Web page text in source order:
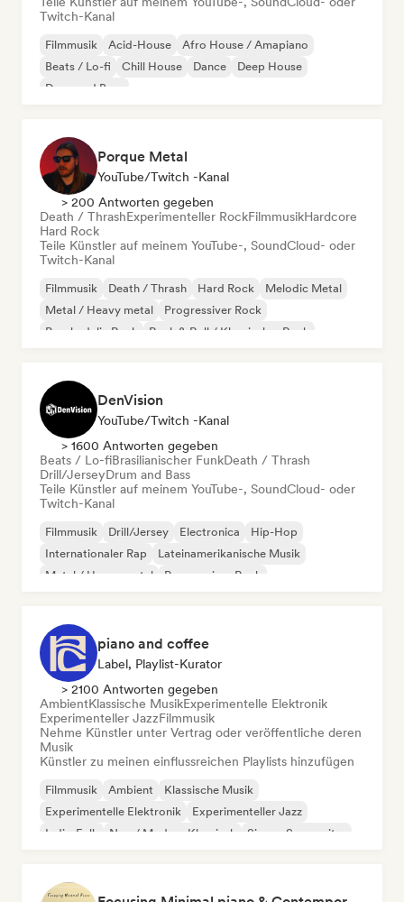
Twitch-Kanal
Filmmusik Acid-House
Afro House / Amapiano
Beats / Lo-fi
Chill House Dance
Deep House
Drum and Bass
Porque Metal
YouTube/Twitch -Kanal
> 200 Antworten gegeben
Death / ThrashExperimenteller RockFilmmusikHardcore
Hard Rock
Teile Künstler auf meinem YouTube-, SoundCloud- oder
Twitch-Kanal
Filmmusik Death / Thrash Hard Rock
Melodic Metal
Metal / Heavy metal
Progressiver Rock
Psychedelic Rock
Rock & Roll / Klassischer Rock
DenVision
YouTube/Twitch -Kanal
> 1600 Antworten gegeben
Beats / Lo-fiBrasilianischer FunkDeath / Thrash
Drill/JerseyDrum and Bass
Teile Künstler auf meinem YouTube-, SoundCloud- oder
Twitch-Kanal
Filmmusik Drill/Jersey Electronica
Hip-Hop
Internationaler Rap
Lateinamerikanische Musik
Metal / Heavy metal
Progressiver Rock
piano and coffee
Label, Playlist-Kurator
> 2100 Antworten gegeben
AmbientKlassische MusikExperimentelle Elektronik
Experimenteller JazzFilmmusik
Nehme Künstler unter Vertrag oder veröffentliche deren
Musik
Künstler zu meinen einflussreichen Playlists hinzufügen
Filmmusik Ambient
Klassische Musik
Experimentelle Elektronik
Experimenteller Jazz
Indie-Folk
Neo / Modern Klassisch Singer-Songwriter